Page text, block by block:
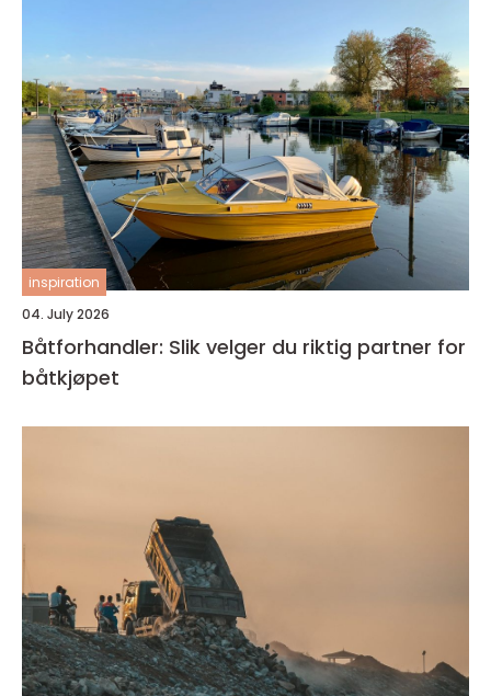
inspiration
04. July 2026
Båtforhandler: Slik velger du riktig partner for
båtkjøpet